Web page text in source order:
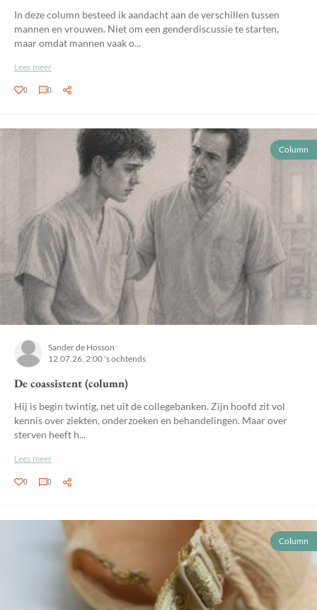
In deze column besteed ik aandacht aan de verschillen tussen
mannen en vrouwen. Niet om een genderdiscussie te starten,
maar omdat mannen vaak o...
Lees meer
0 0
Column
Sander de Hosson
12.07.26, 2:00 's ochtends
De coassistent (column)
Hij is begin twintig, net uit de collegebanken. Zijn hoofd zit vol
kennis over ziekten, onderzoeken en behandelingen. Maar over
sterven heeft h...
Lees meer
0 0
Column